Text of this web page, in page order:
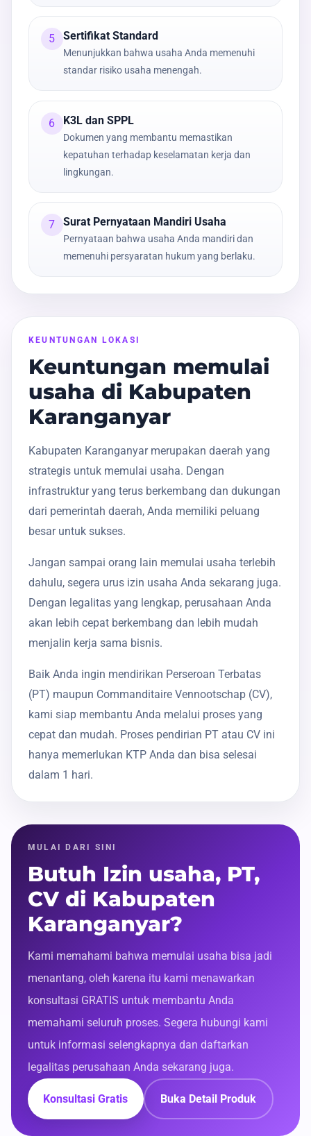
5 Sertifikat Standard
Menunjukkan bahwa usaha Anda memenuhi
standar risiko usaha menengah.
6 K3L dan SPPL
Dokumen yang membantu memastikan
kepatuhan terhadap keselamatan kerja dan
lingkungan.
7 Surat Pernyataan Mandiri Usaha
Pernyataan bahwa usaha Anda mandiri dan
memenuhi persyaratan hukum yang berlaku.
KEUNTUNGAN LOKASI
Keuntungan memulai
usaha di Kabupaten
Karanganyar
Kabupaten Karanganyar merupakan daerah yang
strategis untuk memulai usaha. Dengan
infrastruktur yang terus berkembang dan dukungan
dari pemerintah daerah, Anda memiliki peluang
besar untuk sukses.
Jangan sampai orang lain memulai usaha terlebih
dahulu, segera urus izin usaha Anda sekarang juga.
Dengan legalitas yang lengkap, perusahaan Anda
akan lebih cepat berkembang dan lebih mudah
menjalin kerja sama bisnis.
Baik Anda ingin mendirikan Perseroan Terbatas
(PT) maupun Commanditaire Vennootschap (CV),
kami siap membantu Anda melalui proses yang
cepat dan mudah. Proses pendirian PT atau CV ini
hanya memerlukan KTP Anda dan bisa selesai
dalam 1 hari.
MULAI DARI SINI
Butuh Izin usaha, PT,
CV di Kabupaten
Karanganyar?
Kami memahami bahwa memulai usaha bisa jadi
menantang, oleh karena itu kami menawarkan
konsultasi GRATIS untuk membantu Anda
memahami seluruh proses. Segera hubungi kami
untuk informasi selengkapnya dan daftarkan
legalitas perusahaan Anda sekarang juga.
Konsultasi Gratis Buka Detail Produk